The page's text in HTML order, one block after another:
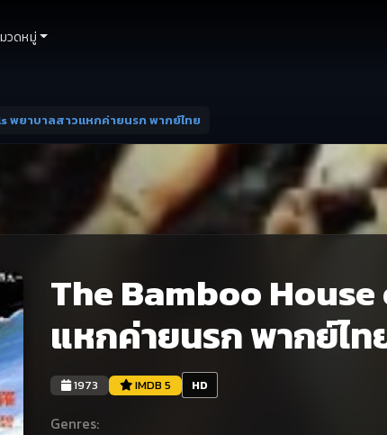
วดหมู่
พยาบาลสาวแหกค่ายนรก พากย์ไทย
The Bamboo
แหกค่ายนรก พากย์ไท
1973 IMDB 5 HD
Genres: